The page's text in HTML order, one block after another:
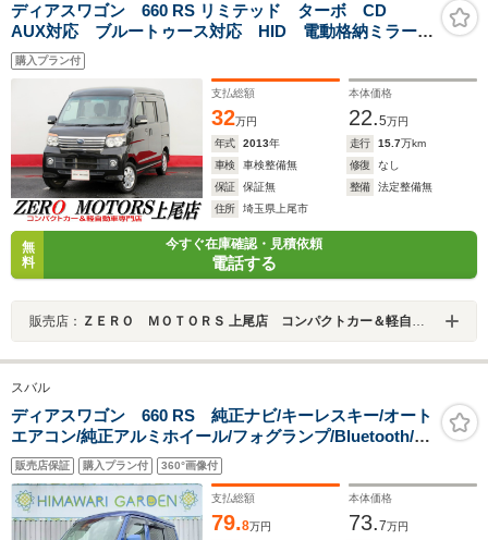
ディアスワゴン 660 RS リミテッド ターボ CD
AUX対応 ブルートゥース対応 HID 電動格納ミラー
キーレス パワーウィンドウ
購入プラン付
支払総額
32万円
本体価格
22.5万円
年式
2013年 走行 15.7万km
車検
車検整備無 修復
なし
保証
保証無 整備
法定整備無
住所
埼玉県上尾市
無
料
今すぐ在庫確認・見積依頼
電話する
販売店： ＺＥＲＯ ＭＯＴＯＲＳ 上尾店 コンパクトカー＆軽自動車専門店
スバル
ディアスワゴン 660 RS 純正ナビ/キーレスキー/オート
エアコン/純正アルミホイール/フォグランプ/Bluetooth/地
デジテレビ/ラジオ/CD・DVD/シートアレンジ/二年車検整
備付
販売店保証 購入プラン付 360°画像付
支払総額
79.8万円
本体価格
73.7万円